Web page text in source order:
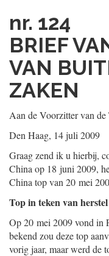
nr. 124
BRIEF
VAN
ZAKEN
Aan de Voorzitter van de
Den Haag, 14 juli 2009
Graag zend ik u hierbij,
China op 18 juni 2009,
China top van 20 mei
Top in teken van
Op 20 mei 2009 vond in
bekend zou deze top
vorig jaar, maar werd de